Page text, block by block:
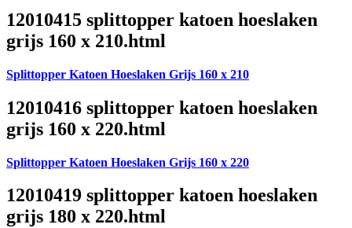
12010415 splittopper katoen hoeslaken
grijs 160 x 210.html
Splittopper Katoen Hoeslaken Grijs 160 x 210
12010416 splittopper katoen hoeslaken
grijs 160 x 220.html
Splittopper Katoen Hoeslaken Grijs 160 x 220
12010419 splittopper katoen hoeslaken
grijs 180 x 220.html